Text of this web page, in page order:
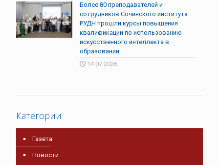
Более 80 преподавателей и
сотрудников Сочинского института
РУДН прошли курсы повышения
квалификации по использованию
искусственного интеллекта в
образовании
14.07.2026
Категории
Газета
Новости